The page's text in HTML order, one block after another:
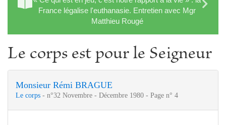
France légalise l'euthanasie. Entretien avec Mgr
Matthieu Rougé
Le corps est pour le Seigneur
Monsieur Rémi BRAGUE
Le corps - n°32 Novembre - Décembre 1980 - Page n° 4